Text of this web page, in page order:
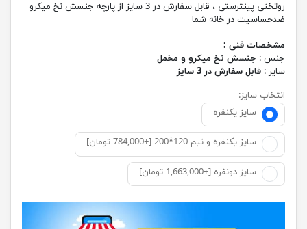
روتختی پینترستی ، قابل سفارش در 3 سایز از پارچه جنسش نخ میکرو
ضدحساسیت در خانه شما
______
مشخصات فنی :
جنس : جنسش نخ میکرو و مخمل
سایر : قابل سفارش در 3 سایز
انتخاب سایز:
سایز یکنفره
سایز یکنفره و نیم 120*200 [+784,000 تومان]
سایز دونفره [+1,663,000 تومان]